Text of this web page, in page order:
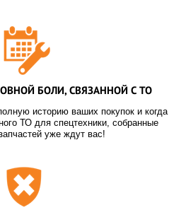
БОЛИ, СВЯЗАННОЙ С ТО
историю ваших покупок и когда
ТО для спецтехники, собранные
уже ждут вас!